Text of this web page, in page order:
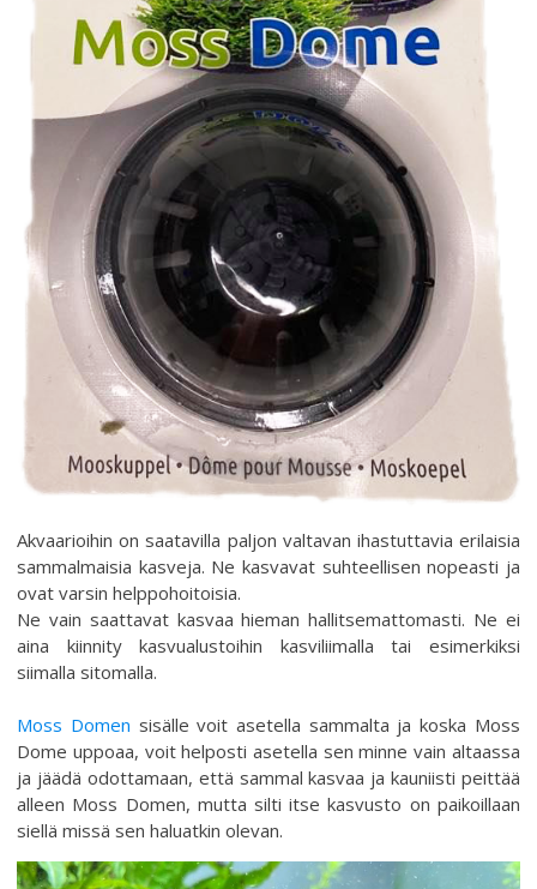
Akvaarioihin on saatavilla paljon valtavan ihastuttavia erilaisia
sammalmaisia kasveja. Ne kasvavat suhteellisen nopeasti ja
ovat varsin helppohoitoisia.
Ne vain saattavat kasvaa hieman hallitsemattomasti. Ne ei
aina kiinnity kasvualustoihin kasviliimalla tai esimerkiksi
siimalla sitomalla.
Moss Domen sisälle voit asetella sammalta ja koska Moss
Dome uppoaa, voit helposti asetella sen minne vain altaassa
ja jäädä odottamaan, että sammal kasvaa ja kauniisti peittää
alleen Moss Domen, mutta silti itse kasvusto on paikoillaan
siellä missä sen haluatkin olevan.